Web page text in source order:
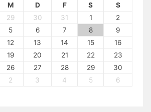
M D F S
S
29 30 31 1
2
5 6 7 8
9
12 13 14 15
16
19 20 21 22
23
26 27 28 29
30
2 3 4 5 6